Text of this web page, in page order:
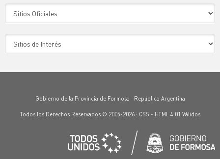
Gobierno de la Provincia de Formosa · República Argentina
Todos los Derechos Reservados © 2005-2026 · CSS - HTML 4.01 Válidos